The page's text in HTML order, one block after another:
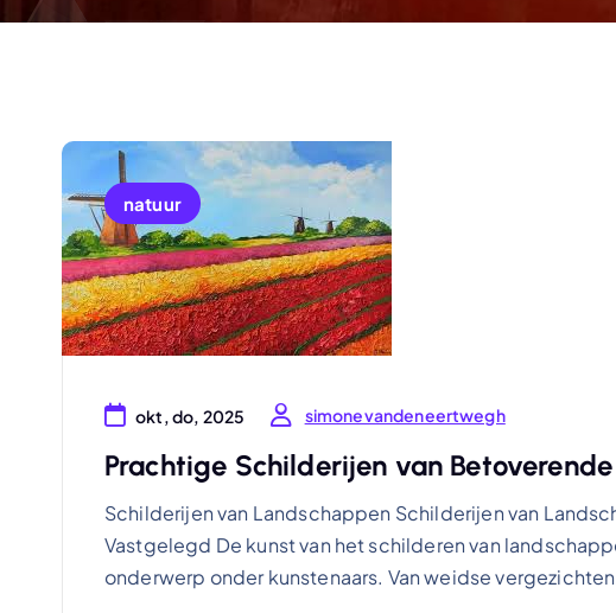
natuur
okt, do, 2025 simonevandeneertwegh
Prachtige Schilderijen van
Schilderijen van Landschappen Schilderijen van
Vastgelegd De kunst van het schilderen van
onderwerp onder kunstenaars. Van weidse